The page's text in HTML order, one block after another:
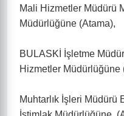
Mali Hizmetler Müdürü
Müdürlüğüne (Atama),
BULASKİ İşletme
Hizmetler Müdürlüğüne
Muhtarlık İşleri Müdürü